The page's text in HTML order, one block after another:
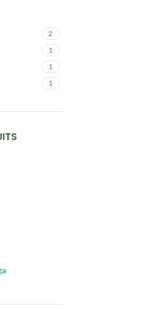
2
1
1
1